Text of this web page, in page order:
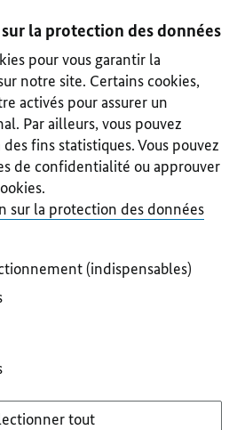
la protection des données
pour vous garantir la
notre site. Certains cookies,
activés pour assurer un
Par ailleurs, vous pouvez
fins statistiques. Vous pouvez
de confidentialité ou approuver
sur la protection des données
(indispensables)
tout